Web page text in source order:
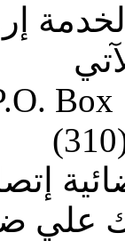
Box
إتصل
علي